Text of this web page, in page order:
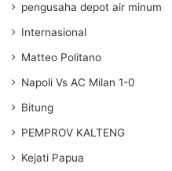
pengusaha depot air minum
Internasional
Matteo Politano
Napoli Vs AC Milan 1-0
Bitung
PEMPROV KALTENG
Kejati Papua